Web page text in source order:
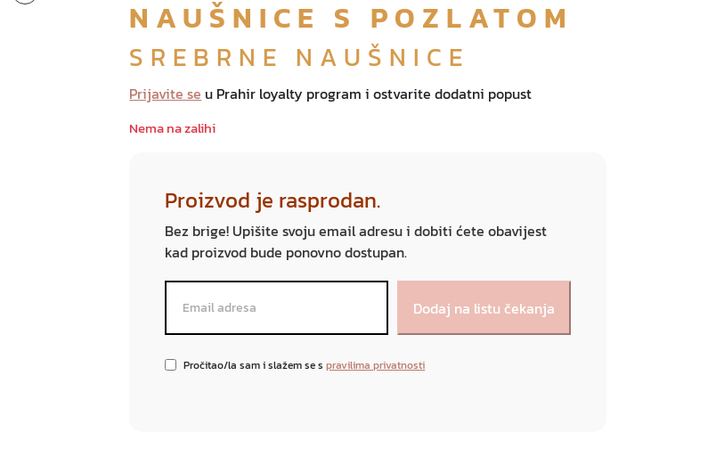
NAUŠNICE S POZLATOM
SREBRNE NAUŠNICE
Prijavite se u Prahir loyalty program i ostvarite dodatni popust
Nema na zalihi
Proizvod je rasprodan.
Bez brige! Upišite svoju email adresu i dobiti ćete obavijest
kad proizvod bude ponovno dostupan.
Pročitao/la sam i slažem se spravilima privatnosti